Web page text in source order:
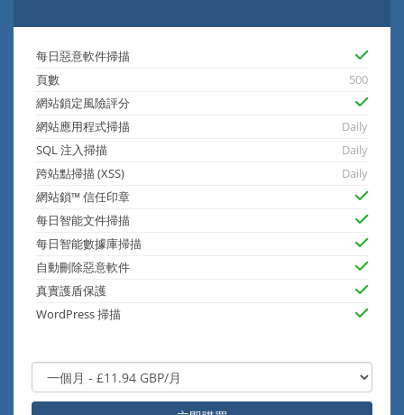
每日惡意軟件掃描
頁數
500
網站鎖定風險評分
網站應用程式掃描
Daily
SQL 注入掃描
Daily
跨站點掃描 (XSS)
Daily
網站鎖™ 信任印章
每日智能文件掃描
每日智能數據庫掃描
自動刪除惡意軟件
真實護盾保護
WordPress 掃描